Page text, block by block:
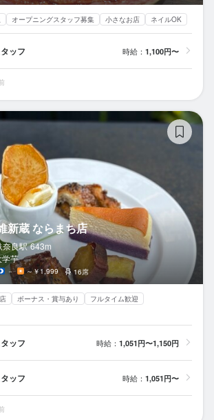
オープニングスタッフ募集 小さなお店 ネイルOK
ッフ 時給： 1,100円〜
新蔵 ならまち店
奈良駅 643m
学芋
－ ～￥1,999 16席
ボーナス・賞与あり
フルタイム歓迎
ッフ 時給： 1,051円〜1,150円
ッフ 時給： 1,051円〜